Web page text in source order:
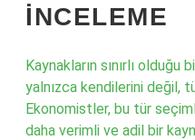
İNCELEME
Kaynakların sınırlı
yalnızca kendilerini değil,
Ekonomistler, bu tür
daha verimli ve adil bir